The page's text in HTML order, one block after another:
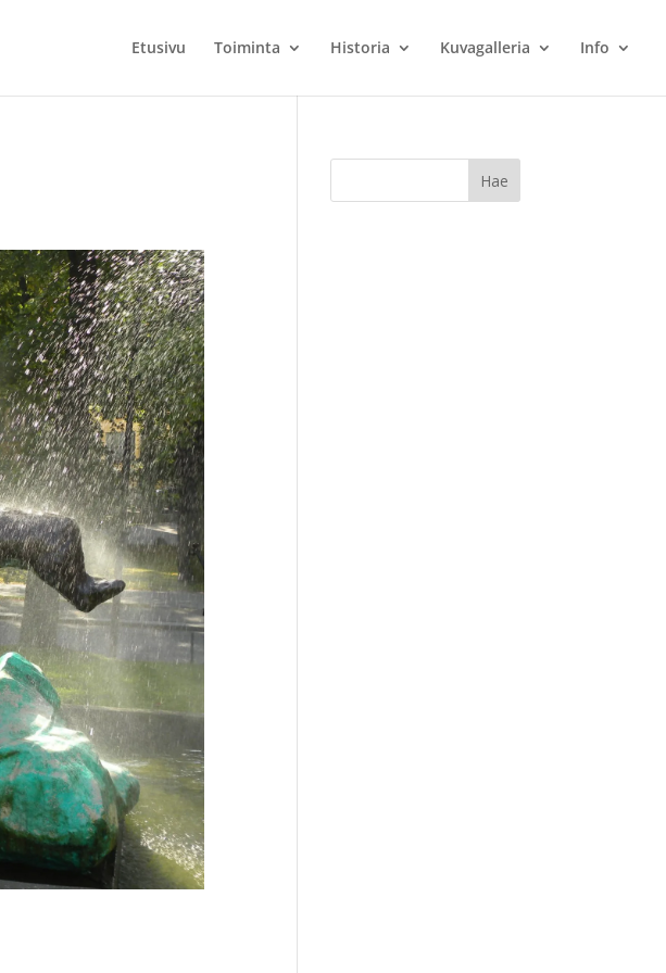
Etusivu Toiminta Historia Kuvagalleria Info